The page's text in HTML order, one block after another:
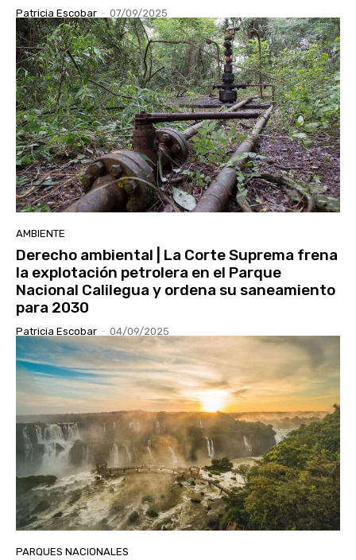
Patricia Escobar - 07/09/2025
AMBIENTE
Derecho ambiental | La Corte Suprema frena
la explotación petrolera en el Parque
Nacional Calilegua y ordena su saneamiento
para 2030
Patricia Escobar - 04/09/2025
PARQUES NACIONALES